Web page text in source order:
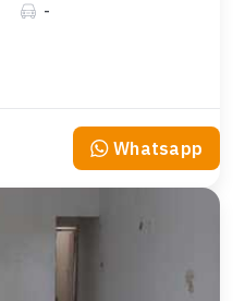
-
Whatsapp